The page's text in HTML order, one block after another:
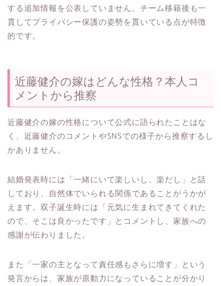
する追加情報を公表していません。チーム移籍後も一
貫してプライバシー保護の姿勢を貫いている点が特徴
的です。
近藤健介の嫁はどんな性格？本人コ
メントから推察
近藤健介の嫁の性格について公式に語られたことはな
く、近藤健介のコメントやSNSでの様子から推察するし
かありません。
結婚発表時には「一緒にいて楽しいし、楽だし」と話
しており、自然体でいられる関係であることがうかが
えます。双子誕生時には「元気に生まれてきてくれた
ので、そこは良かったです」とコメントし、家族への
感謝が伝わりました。
また「一家の主となって責任感もさらに増す」という
発言からは、家族が原動力になっていることが分かり